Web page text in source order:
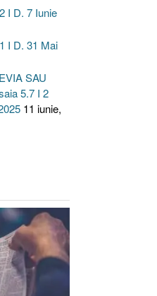
I D. 7 Iunie
I D. 31 Mai
SAU
5.7 I 2
11 iunie,